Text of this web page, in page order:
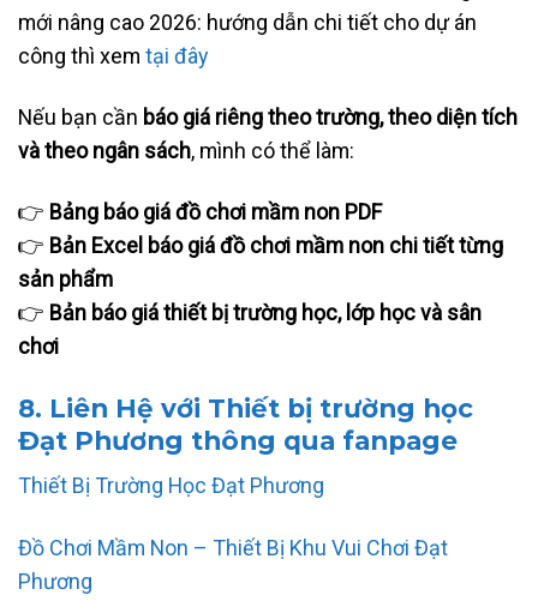
mới nâng cao 2026: hướng dẫn chi tiết cho dự án
công thì xem tại đây
Nếu bạn cần báo giá riêng theo trường, theo diện tích
và theo ngân sách, mình có thể làm:
👉 Bảng báo giá đồ chơi mầm non PDF
👉 Bản Excel báo giá đồ chơi mầm non chi tiết từng
sản phẩm
👉 Bản báo giá thiết bị trường học, lớp học và sân
chơi
8. Liên Hệ với Thiết bị trường học
Đạt Phương thông qua fanpage
Thiết Bị Trường Học Đạt Phương
Đồ Chơi Mầm Non – Thiết Bị Khu Vui Chơi Đạt
Phương